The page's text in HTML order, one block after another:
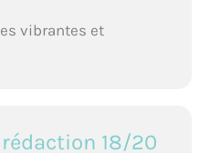
vibrantes et
18/20